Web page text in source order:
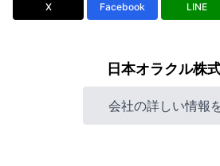
X Facebook LINE
日本オラクル株
会社の詳しい情報